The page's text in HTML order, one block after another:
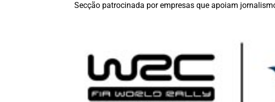
Secção patrocinada por empresas que apoiam